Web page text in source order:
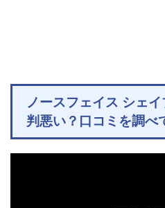
ノースフェイス シェ
判悪い？口コミを調べ